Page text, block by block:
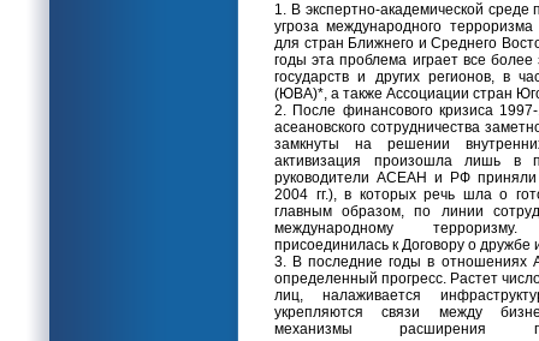
1. В экспертно-академической среде
угроза международного
для стран Ближнего и Среднего
годы эта проблема играет все
государств и других регионов, в
(ЮВА)*, а также Ассоциации стран
2. После финансового кризиса
асеановского сотрудничества
замкнуты на решении
активизация произошла лишь в
руководители АСЕАН и РФ приняли
2004 гг.), в которых речь шла о
главным образом, по линии
международному
присоединилась к Договору о
3. В последние годы в отношениях
определенный прогресс. Растет
лиц, налаживается
укрепляются связи между
механизмы расширения